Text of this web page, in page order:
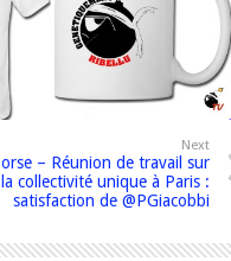
Next
– Réunion de travail sur
la collectivité unique à Paris :
satisfaction de @PGiacobbi